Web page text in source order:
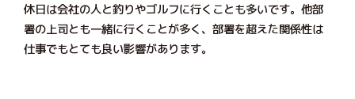
休日は会社の人と釣りやゴルフに行くことも多いです。他部
署の上司とも一緒に行くことが多く、部署を超えた関係性は
仕事でもとても良い影響があります。